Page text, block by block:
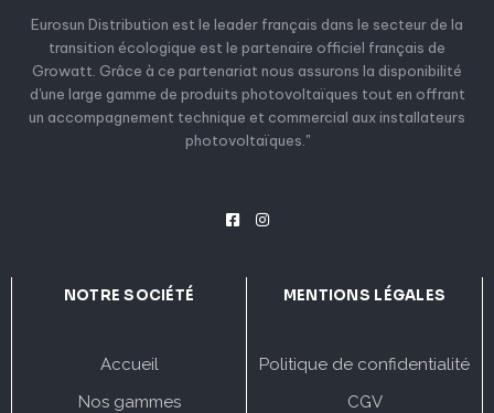
Eurosun Distribution est le leader français dans le secteur de la
transition écologique est le partenaire officiel français de
Growatt. Grâce à ce partenariat nous assurons la disponibilité
d'une large gamme de produits photovoltaïques tout en offrant
un accompagnement technique et commercial aux installateurs
photovoltaïques."
NOTRE SOCIÉTÉ
Accueil
Nos gammes
MENTIONS LÉGALES
Politique de confidentialité
CGV